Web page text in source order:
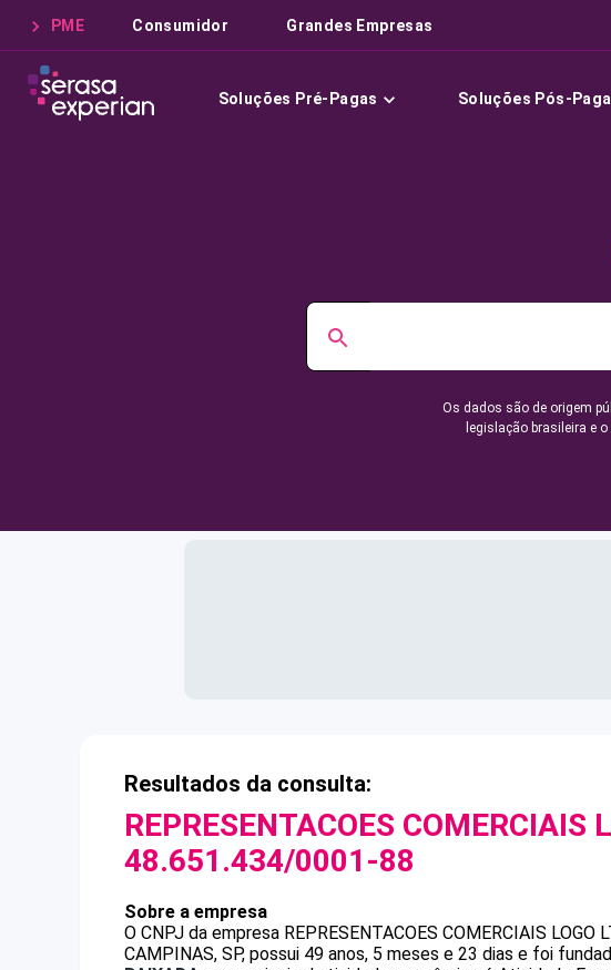
PME Consumidor Grandes Empresas
Soluções Pré-Pagas Soluções Pós-
Os dados são de origem
legislação brasileira e
Resultados da consulta:
REPRESENTACOES COMERCIAIS
48.651.434/0001-88
Sobre a empresa
O CNPJ da empresa REPRESENTACOES COMERCIAIS LOGO
CAMPINAS, SP, possui 49 anos, 5 meses e 23 dias e foi